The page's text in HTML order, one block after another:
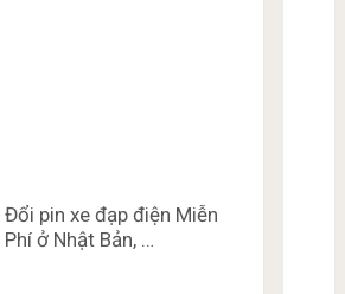
Đổi pin xe đạp điện Miễn
Phí ở Nhật Bản, …